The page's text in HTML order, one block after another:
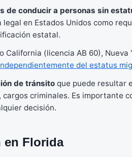
de conducir a personas sin
en Estados Unidos como
estatal.
(licencia AB 60), Nueva
del estatus
de tránsito que puede resultar
criminales. Es importante
decisión.
en Florida